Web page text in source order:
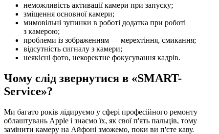
неможливість активації камери при запуску;
зміщення основної камери;
мимовільні зупинки в роботі додатка при роботі
з камерою;
проблеми із зображенням — мерехтіння, смикання;
відсутність сигналу з камери;
неякісні фото, некоректне фокусування кадрів.
Чому слід звернутися в «SMART-
Service»?
Ми багато років лідируємо у сфері професійного ремонту
облаштувань Apple і знаємо їх, як свої п'ять пальців, тому
замінити камеру на Айфоні зможемо, поки ви п'єте каву.